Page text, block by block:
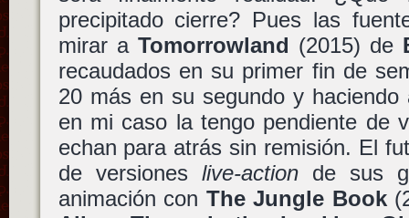
precipitado cierre? Pues las
mirar a Tomorrowland (2015) de
recaudados en su primer fin de
20 más en su segundo y
en mi caso la tengo pendiente de
echan para atrás sin remisión. El
de versiones live-actionde sus
animación con The Jungle Book